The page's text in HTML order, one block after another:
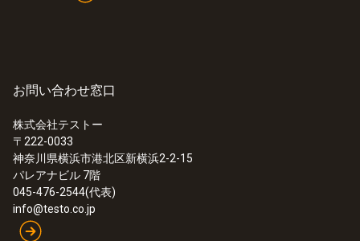
:0633 3004 85
testo 300 LL NEXT LEVEL - 燃焼排ガス
分析計 長寿命O
+NOセンサ、CO4倍希釈機能搭載
¥460,000
お問い合わせ窓口
株式会社テストー
〒222-0033
神奈川県横浜市港北区新横浜2-2-15
パレアナビル 7階
045-476-2544(代表)
info@testo.co.jp